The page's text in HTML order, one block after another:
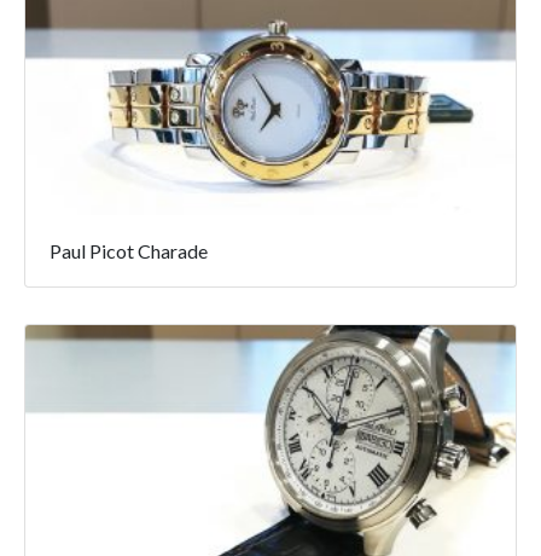
Paul Picot Charade